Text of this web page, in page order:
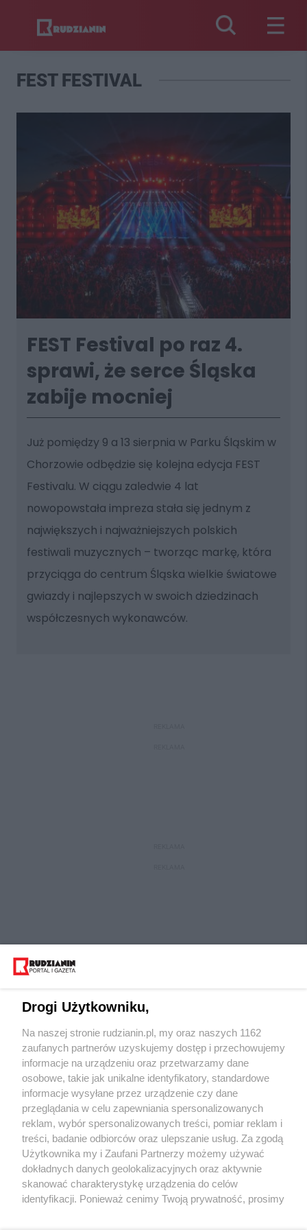
FEST FESTIVAL
FEST Festival po raz 4.
sprawi, że serce Śląska
zabije mocniej
Już pomiędzy 9 a 13 sierpnia w Parku Śląskim w
Chorzowie odbędzie się kolejna edycja FEST
Festivalu. W ciągu zaledwie 4 lat
nowopowstała impreza stała się jednym z
największych i najważniejszych polskich
festiwali muzycznych – tworząc markę, która
przyciąga do centrum Śląska wielkie światowe
gwiazdy i najlepszych w swoich dziedzinach
współczesnych wykonawców.
Wydawca mediów lokalnych
Nie zapomnij
zapoznać się z:
polityką prywatności regulamin korzystania z portali
Twojemiasto
Piekary Śląskie
Chorzów
Tarnowskie Góry
Skontaktuj sięz nami
Kontakt
Wydawca
Redakcja
Drogi Użytkowniku,
Na naszej stronie rudzianin.pl, my oraz naszych 1162
zaufanych partnerów uzyskujemy dostęp i przechowujemy
informacje na urządzeniu oraz przetwarzamy dane
osobowe, takie jak unikalne identyfikatory, standardowe
informacje wysyłane przez urządzenie czy dane
przeglądania w celu zapewniania spersonalizowanych
reklam, wybór spersonalizowanych treści, pomiar reklam i
treści, badanie odbiorców oraz ulepszanie usług. Za zgodą
Użytkownika my i Zaufani Partnerzy możemy używać
dokładnych danych geolokalizacyjnych oraz aktywnie
skanować charakterystykę urządzenia do celów
identyfikacji. Ponieważ cenimy Twoją prywatność, prosimy